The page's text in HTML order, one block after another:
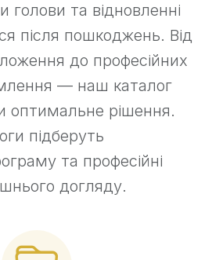
голови та відновленні
після пошкоджень. Від
до професійних
— наш каталог
оптимальне рішення.
підберуть
та професійні
догляду.